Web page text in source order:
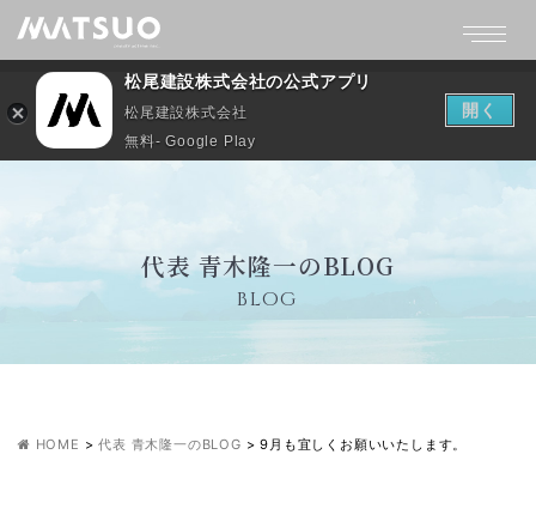
代表 青木隆一のBLOG
BLOG
HOME >代表 青木隆一のBLOG >9月も宜しくお願いいたします。
松尾建設株式会社の公式アプリ
松尾建設株式会社
無料- Google Play
開く